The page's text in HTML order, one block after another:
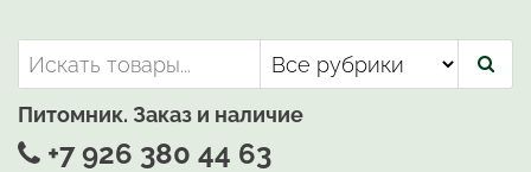
Bozin-Garden | Садовый центр
Садовый центр, Растения
для вашего сада
Питомник. Заказ и наличие
+7 926 380 44 63